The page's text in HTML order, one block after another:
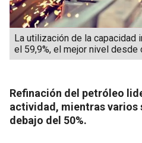
La utilización de la capacidad
el 59,9%, el mejor nivel desde
Refinación del petróleo
actividad, mientras varios
debajo del 50%.